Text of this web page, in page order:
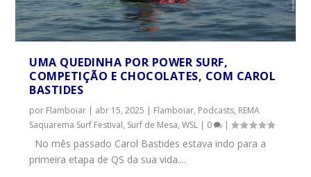
UMA QUEDINHA POR POWER SURF,
COMPETIÇÃO E CHOCOLATES, COM CAROL
BASTIDES
por Flamboiar | abr 15, 2025 | Flamboiar, Podcasts, REMA
Saquarema Surf Festival, Surf de Mesa,WSL | 0 |
No mês passado Carol Bastides estava indo para a
primeira etapa de QS da sua vida....